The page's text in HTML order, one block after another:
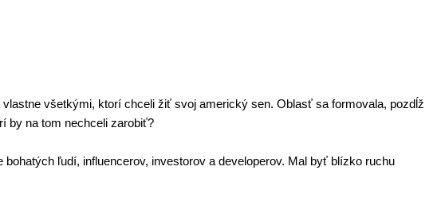
všetkými, ktorí chceli žiť svoj americký sen. Oblasť sa formovala, pozdĺž
by na tom nechceli zarobiť?
bohatých ľudí, influencerov, investorov a developerov. Mal byť blízko ruchu